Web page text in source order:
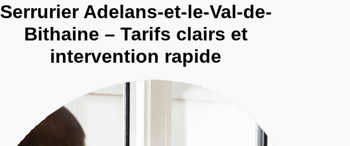
Serrurier Adelans-et-le-Val-de-
Bithaine – Tarifs clairs et
intervention rapide